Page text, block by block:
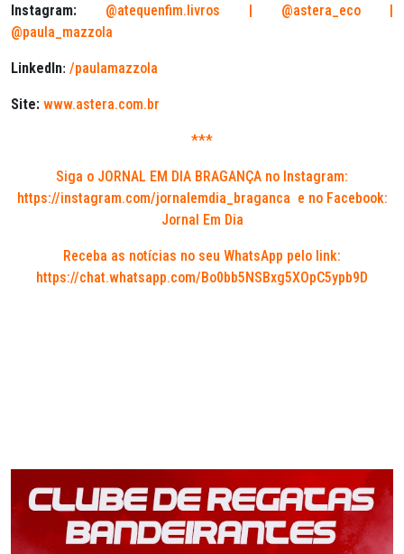
Instagram:
@atequenfim.livros | @astera_eco |
@paula_mazzola
LinkedIn: /paulamazzola
Site: www.astera.com.br
***
Siga o JORNAL EM DIA BRAGANÇA no Instagram:
https://instagram.com/jornalemdia_braganca e no Facebook:
Jornal Em Dia
Receba as notícias no seu WhatsApp pelo link:
https://chat.whatsapp.com/Bo0bb5NSBxg5XOpC5ypb9D